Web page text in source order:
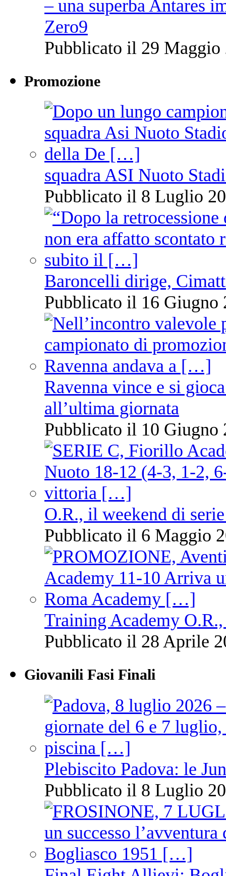
– una superba Antares
Zero9
Pubblicato il 29 Maggio
Promozione
squadra ASI Nuoto
Pubblicato il 8 Luglio
Baroncelli dirige,
Pubblicato il 16 Giugno
Ravenna vince e si
all’ultima giornata
Pubblicato il 10 Giugno
O.R., il weekend di
Pubblicato il 6 Maggio
Training Academy
Pubblicato il 28 Aprile
Giovanili Fasi Finali
Plebiscito Padova: le
Pubblicato il 8 Luglio